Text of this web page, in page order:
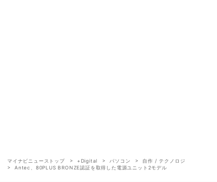
マイナビニューストップ +Digital パソコン
自作 / テクノロジ
Antec、80PLUS BRONZE認証を取得した電源ユニット2モデル